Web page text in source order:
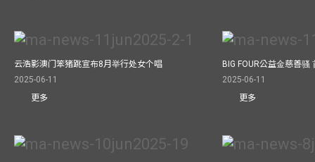
云浩影澳门笨猪跳宣布8月举行处女个唱
2025-06-11
更多
BIG FOUR公益⾦慈善
2025-06-11
更多